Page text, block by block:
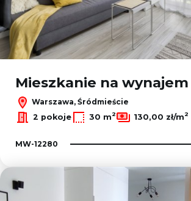
Mieszkanie na wynajem
Warszawa, Śródmieście
2 pokoje
30 m2 130,00 zł/m2
MW-12280